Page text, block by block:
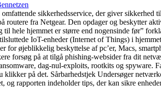
sikkerhedsservice, der giver sikkerhed
routere fra Netgear. Den opdager og beskytter
til hele hjemmet er større end nogensinde før”
IoT-enheder (Internet of Things) i
for øjeblikkelig beskyttelse af pc’er, Macs,
forsøg på at tilgå phishing-websider fra dit
dag-nul-exploits, rootkits og spyware.
klikker på det. Sårbarhedstjek Undersøger
og rapporten indeholder tips, der kan sikre